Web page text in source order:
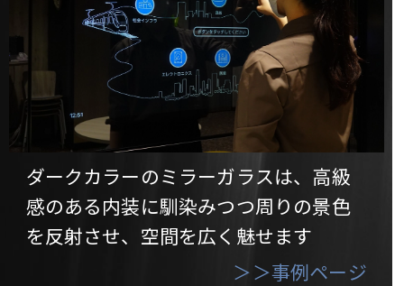
ダークカラーのミラーガラスは、高級
感のある内装に馴染みつつ周りの景色
を反射させ、空間を広く魅せます
＞＞事例ページ